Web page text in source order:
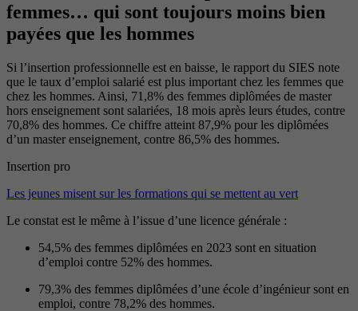
femmes… qui sont toujours moins bien
payées que les hommes
Si l’insertion professionnelle est en baisse, le rapport du SIES note
que le taux d’emploi salarié est plus important chez les femmes que
chez les hommes. Ainsi, 71,8% des femmes diplômées de master
hors enseignement sont salariées, 18 mois après leurs études, contre
70,8% des hommes. Ce chiffre atteint 87,9% pour les diplômées
d’un master enseignement, contre 86,5% des hommes.
Insertion pro
Les jeunes misent sur les formations qui se mettent au vert
Le constat est le même à l’issue d’une licence générale :
54,5% des femmes diplômées en 2023 sont en situation
d’emploi contre 52% des hommes.
79,3% des femmes diplômées d’une école d’ingénieur sont en
emploi, contre 78,2% des hommes.